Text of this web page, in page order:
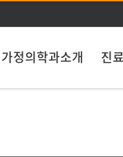
가정의학과소개 진